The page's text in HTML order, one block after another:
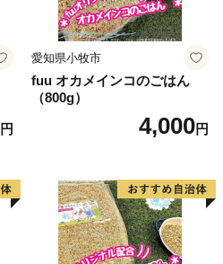
円
愛知県小牧市
fuu オカメインコのごはん
（800g）
4,000円